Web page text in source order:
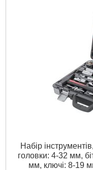
1/
TORX, HEX, PH,
Матеріал
4-32
Кількість одиниць у
Матеріал корпусу:
Габарити упаковки:
Вага брутто: 6,600 р
Набір
головки: 4-32 мм,
мм, ключі: 8-19